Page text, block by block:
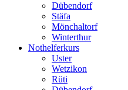
Dübendorf
Stäfa
Mönchaltorf
Winterthur
Nothelferkurs
Uster
Wetzikon
Rüti